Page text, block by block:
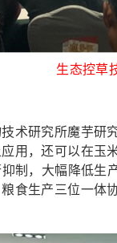
生态控草
研究所魔芋研究
用，还可以在玉
制，大幅降低生
食生产三位一体